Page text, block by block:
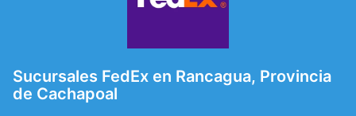
Sucursales FedEx en Rancagua, Provincia
de Cachapoal